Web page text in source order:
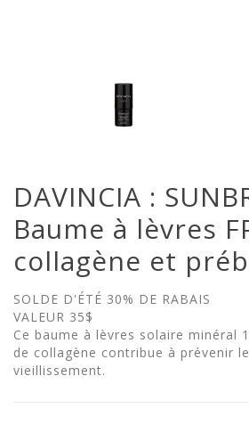
DAVINCIA :
Baume à lèvres
collagène et
SOLDE D'ÉTÉ 30% DE RABAIS
VALEUR 35$
Ce baume à lèvres solaire minéral
de collagène contribue à prévenir
vieillissement.